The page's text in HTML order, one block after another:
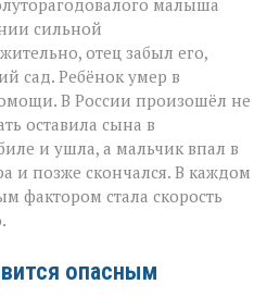
сильной
отец забыл его,
сад. Ребёнок умер в
В России произошёл не
оставила сына в
и ушла, а мальчик впал в
и позже скончался. В каждом
фактором стала скорость
опасным